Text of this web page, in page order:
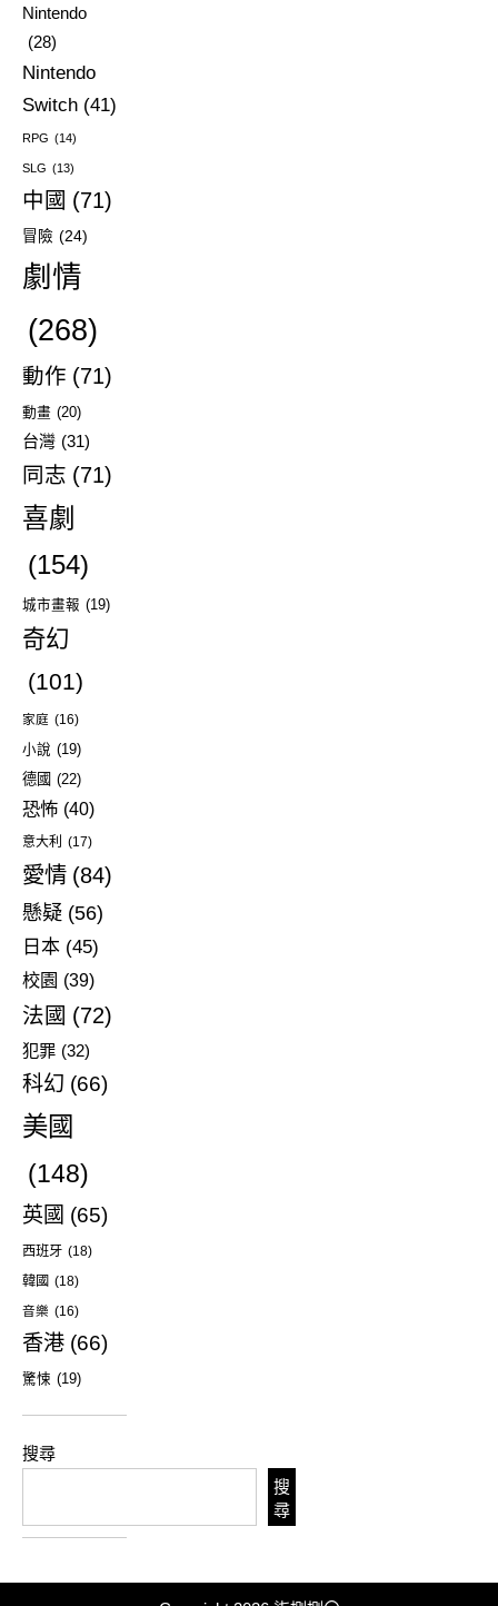
Nintendo
(28)
Nintendo
Switch (41)
RPG (14)
SLG (13)
中國 (71)
冒險 (24)
劇情
(268)
動作 (71)
動畫 (20)
台灣 (31)
同志 (71)
喜劇
(154)
城市畫報 (19)
奇幻
(101)
家庭 (16)
小說 (19)
德國 (22)
恐怖 (40)
意大利 (17)
愛情 (84)
懸疑 (56)
日本 (45)
校園 (39)
法國 (72)
犯罪 (32)
科幻 (66)
美國
(148)
英國 (65)
西班牙 (18)
韓國 (18)
音樂 (16)
香港 (66)
驚悚 (19)
搜尋
搜
尋